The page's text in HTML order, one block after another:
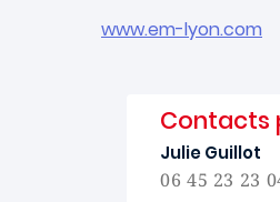
www.em-lyon.com
Contacts
Julie Guillot
06 45 23 23